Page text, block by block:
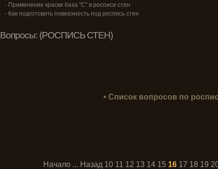
- Применение краски база "С" в росписи стен
- Как подготовить поверхность под роспись стен
Вопросы: (РОСПИСЬ СТЕН)
• Список вопросов по
Начало ... Назад 10 11 12 13 14 15 16 17 18 19